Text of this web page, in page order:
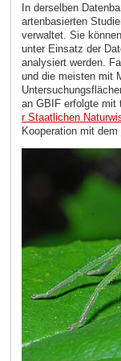
In derselben
artenbasierten
verwaltet. Sie
unter Einsatz der
analysiert werden.
und die meisten mit
an GBIF erfolgte mit
r Staatlichen
Kooperation mit dem